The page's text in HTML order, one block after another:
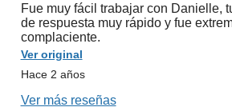
Fue muy fácil trabajar con Danielle,
de respuesta muy rápido y fue
complaciente.
Ver original
Hace 2 años
Ver más reseñas